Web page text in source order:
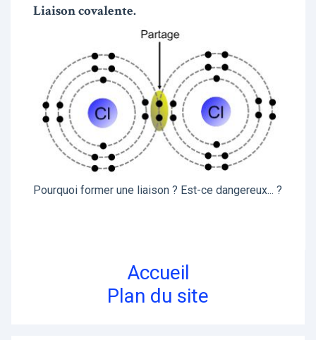
Liaison covalente.
Pourquoi former une liaison ? Est-ce dangereux... ?
Accueil
Plan du site